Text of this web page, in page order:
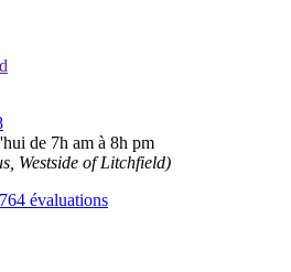
de 7h am à 8h pm
Westside of Litchfield)
764 évaluations